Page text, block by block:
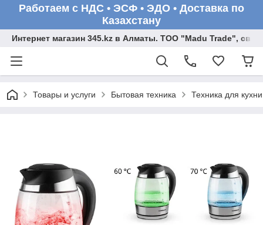
Работаем с НДС • ЭСФ • ЭДО • Доставка по
Казахстану
Интернет магазин 345.kz в Алматы. ТОО "Madu Trade",
Товары и услуги Бытовая техника Техника для кухни